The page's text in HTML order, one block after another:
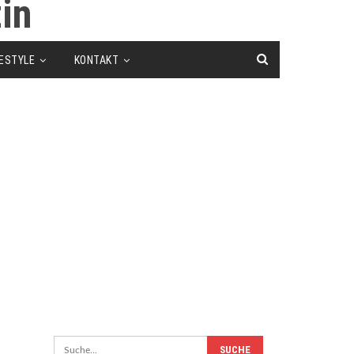
KONTAKT